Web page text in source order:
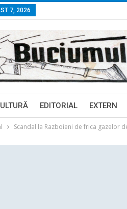
7, 2026
EDITORIAL EXTERN
Scandal la Razboieni de frica gazelor